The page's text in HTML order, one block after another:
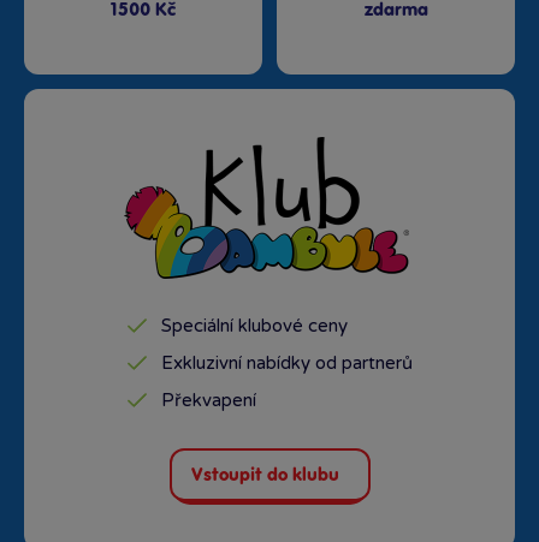
1500 Kč
zdarma
Speciální klubové ceny
Exkluzivní nabídky od partnerů
Překvapení
Vstoupit do klubu